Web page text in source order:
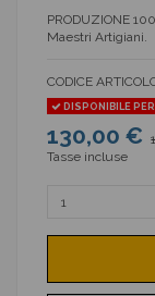
PRODUZIONE
Maestri Artigiani.
CODICE
DISPONIBILE
130,00 €
Tasse incluse